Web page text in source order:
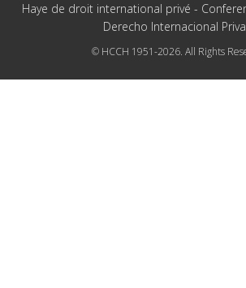
Haye de droit international privé -
Derecho Internacional
© HCCH 1951-2026. All Rights